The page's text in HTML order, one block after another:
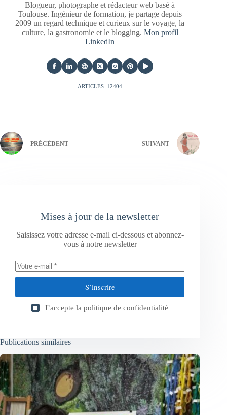
Blogueur, photographe et rédacteur web basé à
Toulouse. Ingénieur de formation, je partage depuis
2009 un regard technique et curieux sur le voyage, la
culture, la gastronomie et le blogging. Mon profil
LinkedIn
ARTICLES: 12404
PRÉCÉDENT SUIVANT
Mises à jour de la newsletter
Saisissez votre adresse e-mail ci-dessous et abonnez-
vous à notre newsletter
S’inscrire
J’accepte la politique de confidentialité
Publications similaires